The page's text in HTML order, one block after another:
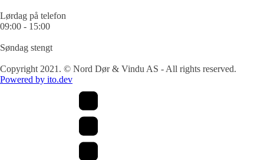
Lørdag på telefon
09:00 - 15:00
Søndag stengt
Copyright 2021. © Nord Dør & Vindu AS - All rights reserved.
Powered by ito.dev